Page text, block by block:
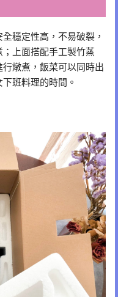
穩定性高，不易破裂，
上面搭配手工製竹蒸
燉煮，飯菜可以同時出
班料理的時間。